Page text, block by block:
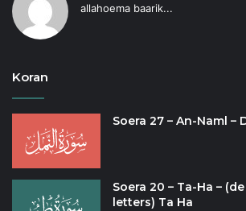
allahoema baarik...
Koran
Soera 27 – An-Naml –
Soera 20 – Ta-Ha –
letters) Ta Ha